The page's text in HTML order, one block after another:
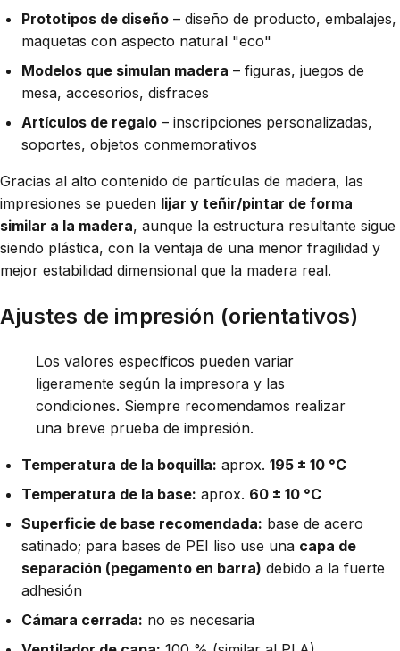
Prototipos de diseño – diseño de producto, embalajes,
maquetas con aspecto natural "eco"
Modelos que simulan madera – figuras, juegos de
mesa, accesorios, disfraces
Artículos de regalo – inscripciones personalizadas,
soportes, objetos conmemorativos
Gracias al alto contenido de partículas de madera, las
impresiones se pueden lijar y teñir/pintar de forma
similar a la madera, aunque la estructura resultante sigue
siendo plástica, con la ventaja de una menor fragilidad y
mejor estabilidad dimensional que la madera real.
Ajustes de impresión (orientativos)
Los valores específicos pueden variar
ligeramente según la impresora y las
condiciones. Siempre recomendamos realizar
una breve prueba de impresión.
Temperatura de la boquilla: aprox. 195 ± 10 °C
Temperatura de la base: aprox. 60 ± 10 °C
Superficie de base recomendada: base de acero
satinado; para bases de PEI liso use una capa de
separación (pegamento en barra) debido a la fuerte
adhesión
Cámara cerrada: no es necesaria